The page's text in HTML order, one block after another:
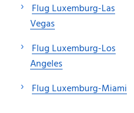
Flug Luxemburg-Las
Vegas
Flug Luxemburg-Los
Angeles
Flug Luxemburg-Miami